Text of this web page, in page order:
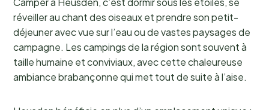
réveiller au chant des oiseaux et prendre son petit-
déjeuner avec vue sur l’eau ou de vastes paysages de
campagne. Les campings de la région sont souvent à
taille humaine et conviviaux, avec cette chaleureuse
ambiance brabançonne qui met tout de suite à l’aise.